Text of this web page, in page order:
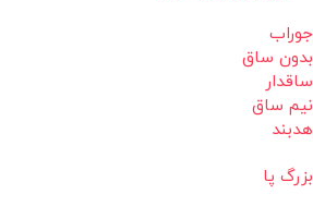
جوراب
بدون ساق
ساقدار
نیم ساق
هدبند
بزرگ پا